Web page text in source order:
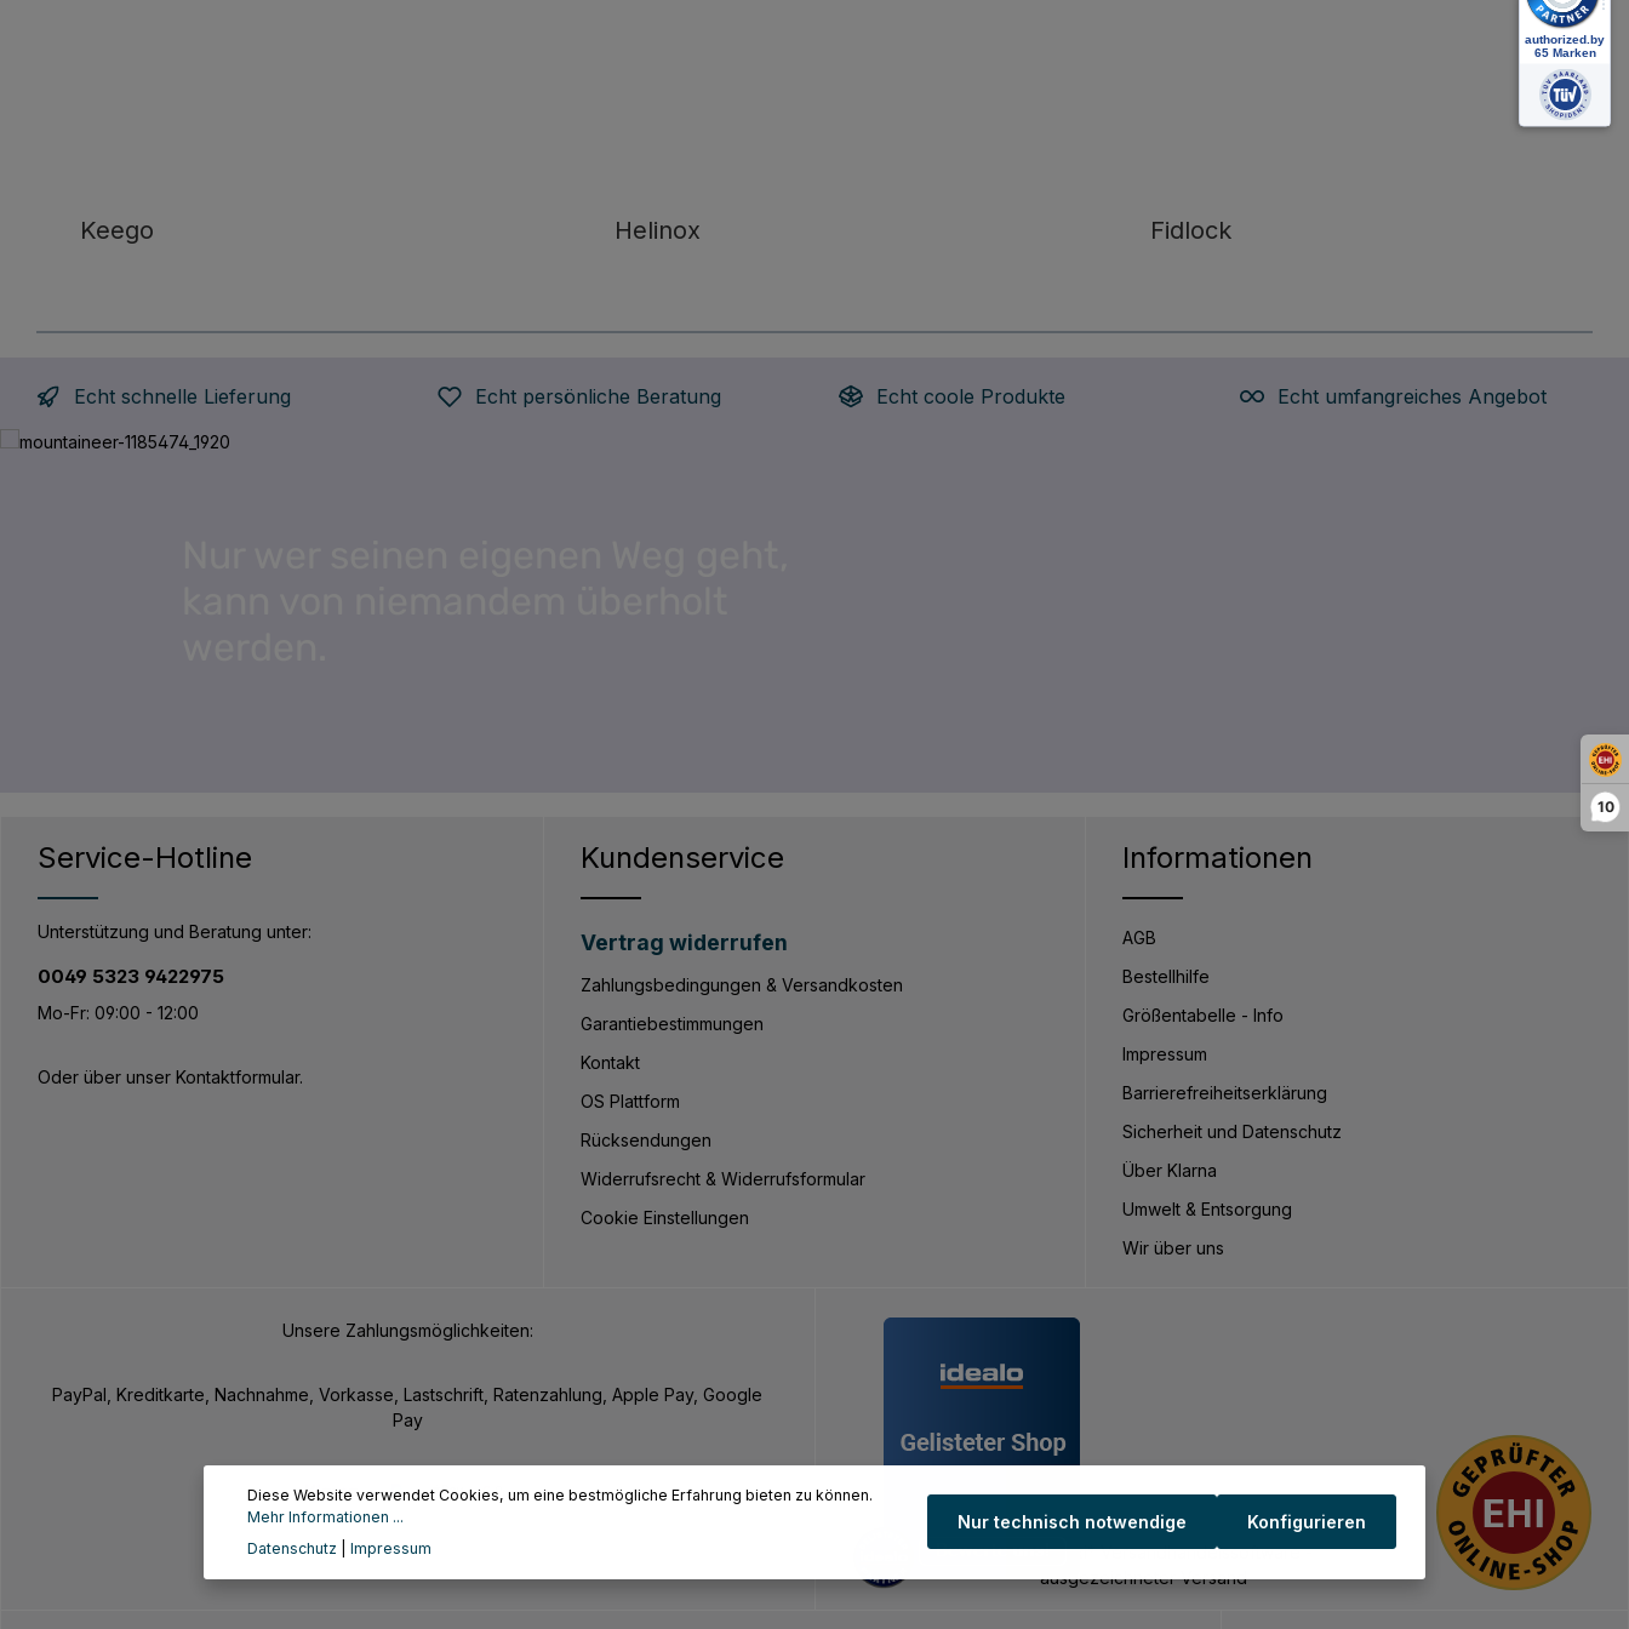
10
Keego Helinox Fidlock
Echt schnelle Lieferung Echt persönliche Beratung Echt coole Produkte Echt umfangreiches Angebot
Bildergalerie überspringen
Service-Hotline
Unterstützung und Beratung unter:
0049 5323 9422975
Mo-Fr: 09:00 - 12:00
Oder über unser Kontaktformular.
Kundenservice
Vertrag widerrufen
Zahlungsbedingungen & Versandkosten
Garantiebestimmungen
Kontakt
OS Plattform
Rücksendungen
Widerrufsrecht & Widerrufsformular
Cookie Einstellungen
Informationen
AGB
Bestellhilfe
Größentabelle - Info
Impressum
Barrierefreiheitserklärung
Sicherheit und Datenschutz
Über Klarna
Umwelt & Entsorgung
Wir über uns
Unsere Zahlungsmöglichkeiten:
PayPal, Kreditkarte, Nachnahme, Vorkasse, Lastschrift, Ratenzahlung, Apple Pay, Google
Pay
Diese Website verwendet Cookies, um eine bestmögliche Erfahrung bieten zu können.
Mehr Informationen ...
Datenschutz
Impressum
Nur technisch notwendige Konfigurieren